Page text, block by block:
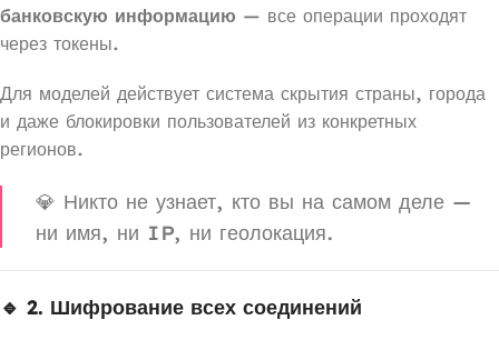
банковскую информацию — все операции проходят
через токены.
Для моделей действует система скрытия страны, города
и даже блокировки пользователей из конкретных
регионов.
💎 Никто не узнает, кто вы на самом деле —
ни имя, ни IP, ни геолокация.
🔹 2. Шифрование всех соединений